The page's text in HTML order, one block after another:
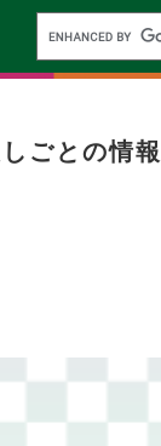
ー
ー
しごとの情報